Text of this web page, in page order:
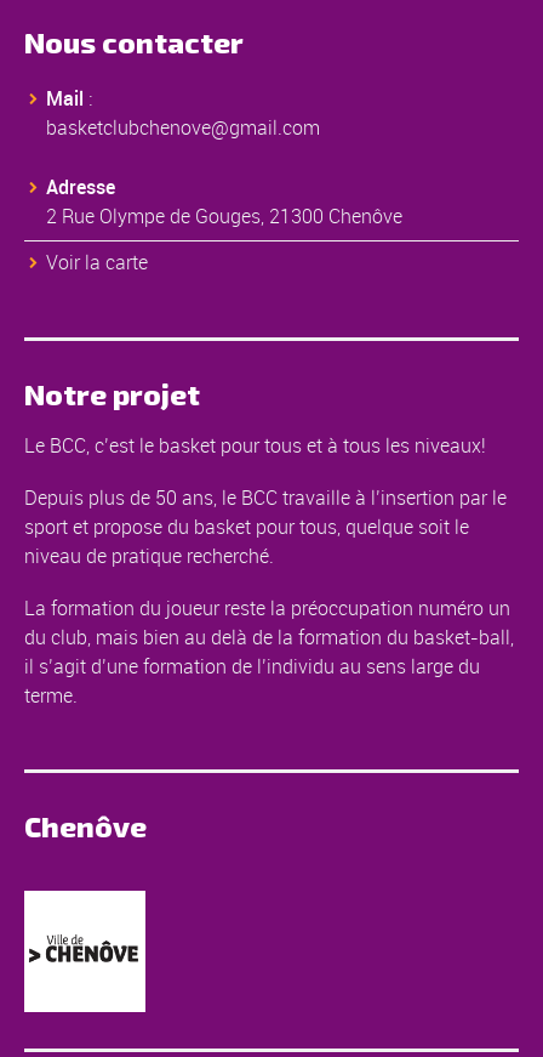
Nous contacter
Mail :
basketclubchenove@gmail.com
Adresse
2 Rue Olympe de Gouges, 21300 Chenôve
Voir la carte
Notre projet
Le BCC, c’est le basket pour tous et à tous les niveaux!
Depuis plus de 50 ans, le BCC travaille à l’insertion par le
sport et propose du basket pour tous, quelque soit le
niveau de pratique recherché.
La formation du joueur reste la préoccupation numéro un
du club, mais bien au delà de la formation du basket-ball,
il s’agit d’une formation de l’individu au sens large du
terme.
Chenôve